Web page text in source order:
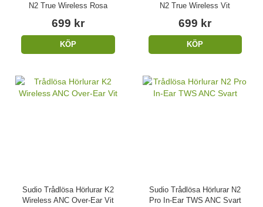
N2 True Wireless Rosa
699 kr
KÖP
N2 True Wireless Vit
699 kr
KÖP
Sudio Trådlösa Hörlurar K2
Wireless ANC Over-Ear Vit
Sudio Trådlösa Hörlurar N2
Pro In-Ear TWS ANC Svart